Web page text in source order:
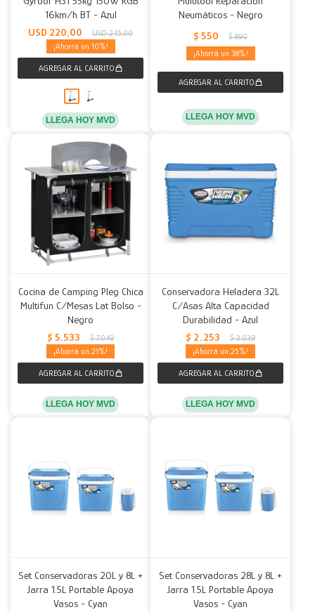
16km/h BT - Azul
USD 220,00 USD 245,00
10
LLEGA HOY MVD
Neumáticos - Negro
$ 550 $ 890
38
LLEGA HOY MVD
Cocina de Camping Pleg Chica
Multifun C/Mesas Lat Bolso -
Negro
$ 5.533 $ 7.049
21
LLEGA HOY MVD
Conservadora Heladera 32L
C/Asas Alta Capacidad
Durabilidad - Azul
$ 2.253 $ 3.039
25
LLEGA HOY MVD
Set Conservadoras 20L y 8L +
Jarra 1.5L Portable Apoya
Vasos - Cyan
Set Conservadoras 28L y 8L +
Jarra 1.5L Portable Apoya
Vasos - Cyan
Mesas
Calefactores
Acolchados y Frazadas
Fundas
Decoración
Accesorios para el hogar
Herramientas
Accesorios
Muebles Infantiles